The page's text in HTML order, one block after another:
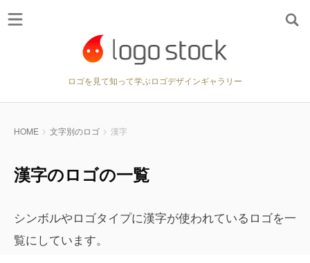
ロゴを見て知って学ぶロゴデザインギャラリー
HOME 文字別のロゴ 漢字
漢字のロゴの一覧
シンボルやロゴタイプに漢字が使われているロゴを一
覧にしています。